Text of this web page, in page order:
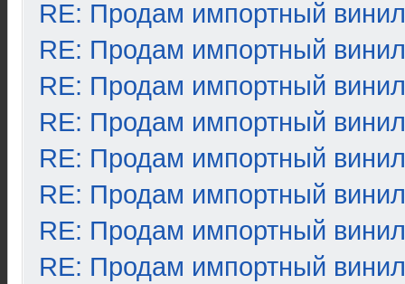
RE: Продам импортный винил
RE: Продам импортный винил
RE: Продам импортный винил
RE: Продам импортный винил
RE: Продам импортный винил
RE: Продам импортный винил
RE: Продам импортный винил
RE: Продам импортный винил